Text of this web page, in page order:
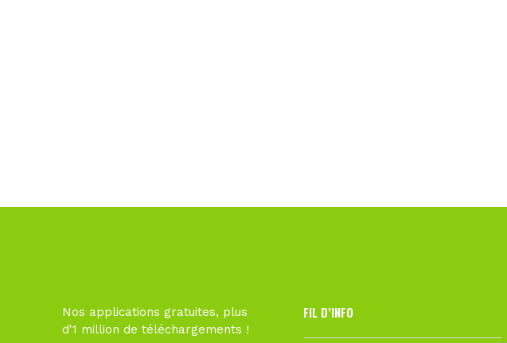
Nos applications gratuites, plus
d'1 million de téléchargements !
FIL D’INFO